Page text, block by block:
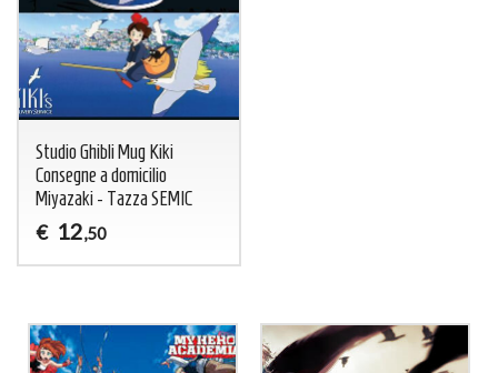
Studio Ghibli Mug Kiki
Consegne a domicilio
Miyazaki - Tazza SEMIC
€ 12,50